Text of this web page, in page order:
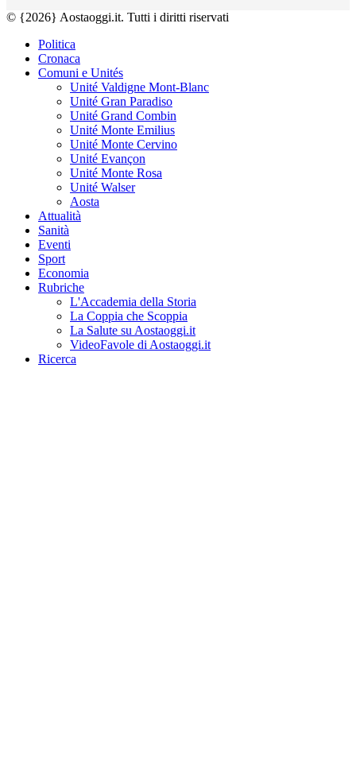
© {2026} Aostaoggi.it. Tutti i diritti riservati
Politica
Cronaca
Comuni e Unités
Unité Valdigne Mont-Blanc
Unité Gran Paradiso
Unité Grand Combin
Unité Monte Emilius
Unité Monte Cervino
Unité Evançon
Unité Monte Rosa
Unité Walser
Aosta
Attualità
Sanità
Eventi
Sport
Economia
Rubriche
L'Accademia della Storia
La Coppia che Scoppia
La Salute su Aostaoggi.it
VideoFavole di Aostaoggi.it
Ricerca